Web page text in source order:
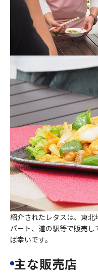
紹介されたレタスは、東
パート、道の駅等で販売
ば幸いです。
主な販売店